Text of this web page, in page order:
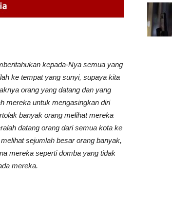
kepada-Nya semua yang
ke tempat yang sunyi, supaya kita
orang yang datang dan yang
mereka untuk mengasingkan diri
banyak orang melihat mereka
datang orang dari semua kota ke
sejumlah besar orang banyak,
mereka seperti domba yang tidak
mereka.